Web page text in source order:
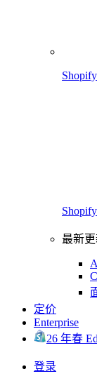
最新
定价
Enterprise
26 年春
登录